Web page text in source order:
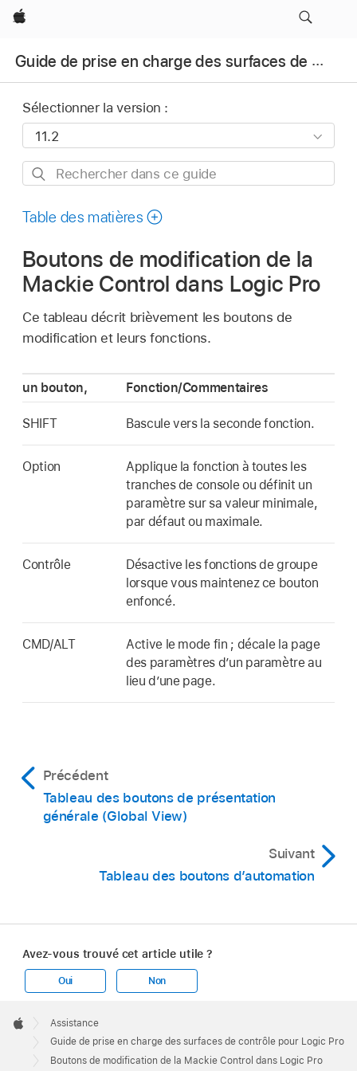
Apple
Guide de prise en charge des surfaces de contrôle pour Logic Pro
Sélectionner la version :
Rechercher
ce
Table des matières
Boutons de modification de la
Mackie Control dans Logic Pro
Ce tableau décrit brièvement les boutons de
modification et leurs fonctions.
un bouton, Fonction/Commentaires
SHIFT Bascule vers la seconde fonction.
Option
Applique la fonction à toutes les
tranches de console ou définit un
paramètre sur sa valeur minimale,
par défaut ou maximale.
Contrôle
Désactive les fonctions de groupe
lorsque vous maintenez ce bouton
enfoncé.
CMD/ALT
Active le mode fin ; décale la page
des paramètres d’un paramètre au
lieu d’une page.
Précédent
Tableau des boutons de présentation
générale (Global View)
Suivant
Tableau des boutons d’automation
Avez-vous trouvé cet article utile ?
Oui Non
Footer

Apple
Assistance
Guide de prise en charge des surfaces de contrôle pour Logic Pro
Boutons de modification de la Mackie Control dans Logic Pro